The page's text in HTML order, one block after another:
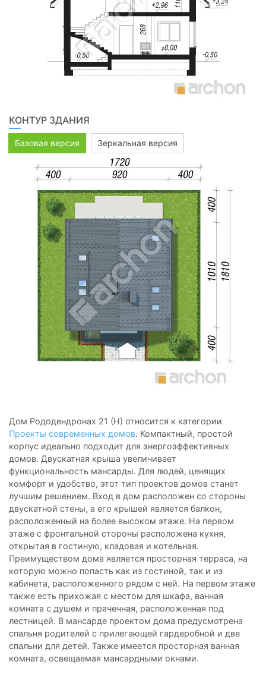
КОНТУР ЗДАНИЯ
Базовая версия Зеркальная версия
Дом Рододендронах 21 (Н) относится к категории
Проекты современных домов. Компактный, простой
корпус идеально подходит для энергоэффективных
домов. Двускатная крыша увеличивает
функциональность мансарды. Для людей, ценящих
комфорт и удобство, этот тип проектов домов станет
лучшим решением. Вход в дом расположен со стороны
двускатной стены, а его крышей является балкон,
расположенный на более высоком этаже. На первом
этаже с фронтальной стороны расположена кухня,
открытая в гостиную, кладовая и котельная.
Преимуществом дома является просторная терраса, на
которую можно попасть как из гостиной, так и из
кабинета, расположенного рядом с ней. На первом этаже
также есть прихожая с местом для шкафа, ванная
комната с душем и прачечная, расположенная под
лестницей. В мансарде проектом дома предусмотрена
спальня родителей с прилегающей гардеробной и две
спальни для детей. Также имеется просторная ванная
комната, освещаемая мансардными окнами.